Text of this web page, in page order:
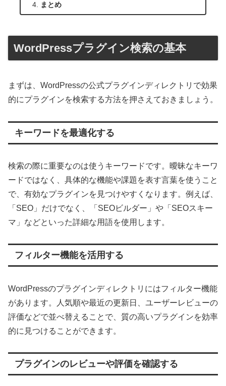
まとめ
WordPressプラグイン検索の基本
まずは、WordPressの公式プラグインディレクトリで効果
的にプラグインを検索する方法を押さえておきましょう。
キーワードを最適化する
検索の際に重要なのは使うキーワードです。曖昧なキーワ
ードではなく、具体的な機能や課題を表す言葉を使うこと
で、有効なプラグインを見つけやすくなります。例えば、
「SEO」だけでなく、「SEOビルダー」や「SEOスキー
マ」などといった詳細な用語を使用します。
フィルター機能を活用する
WordPressのプラグインディレクトリにはフィルター機能
があります。人気順や最近の更新日、ユーザーレビューの
評価などで並べ替えることで、質の高いプラグインを効率
的に見つけることができます。
プラグインのレビューや評価を確認する